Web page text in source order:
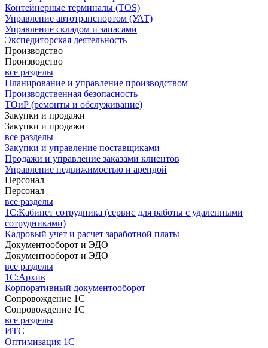
Контейнерные терминалы (TOS)
Управление автотранспортом (УАТ)
Управление складом и запасами
Экспедиторская деятельность
Производство
Производство
все разделы
Планирование и управление производством
Производственная безопасность
ТОиР (ремонты и обслуживание)
Закупки и продажи
Закупки и продажи
все разделы
Закупки и управление поставщиками
Продажи и управление заказами клиентов
Управление недвижимостью и арендой
Персонал
Персонал
все разделы
1С:Кабинет сотрудника (сервис для работы с удаленными
сотрудниками)
Кадровый учет и расчет заработной платы
Документооборот и ЭДО
Документооборот и ЭДО
все разделы
1С:Архив
Корпоративный документооборот
Сопровождение 1С
Сопровождение 1С
все разделы
ИТС
Оптимизация 1С